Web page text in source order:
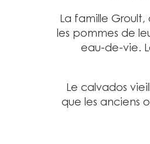
La famille
les pommes de
eau-de-vie.
Le calvados
que les anciens